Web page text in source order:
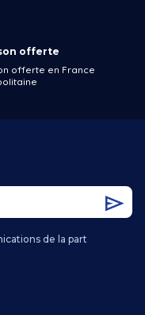
offerte
offerte en France
de la part